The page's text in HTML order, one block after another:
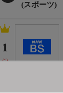
(スポーツ)
1
(1)